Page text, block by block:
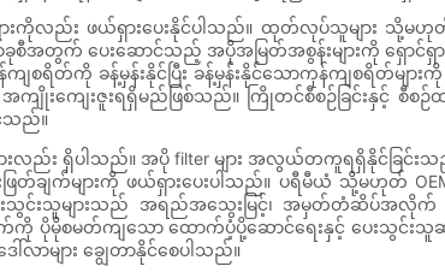
း ဖယ်ရှားပေးနိုင်ပါသည်။ ထုတ်လုပ်သူများ သို့မဟုတ်
က် ပေးဆောင်သည့် အပိုအမြတ်အစွန်းများကို ရှောင်ရှ
ခန့်မှန်းနိုင်ပြီး ခန့်မှန်းနိုင်သောကုန်ကျစရိတ်များကို
အကျိုးကျေးဇူးရရှိမည်ဖြစ်သည်။ ကြိုတင်စီစဉ်ခြင်းနှင့် စီ
သည်။
ည်း ရှိပါသည်။ အပို filter များ အလွယ်တကူရရှိနိုင်ခြင်းသည်
က်များကို ဖယ်ရှားပေးပါသည်။ ပရီမီယံ သို့မဟုတ်
င်းသူများသည် အရည်အသွေးမြင့်၊ အမှတ်တံဆိပ်အလိုက် filter
ကို ပိုမိုစမတ်ကျသော ထောက်ပံ့ပို့ဆောင်ရေးနှင့် ပေးသွင်း
များ ချွေတာနိုင်စေပါသည်။